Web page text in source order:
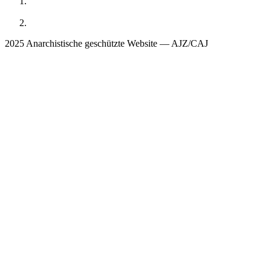
2025 Anarchistische geschützte Website — AJZ/CAJ